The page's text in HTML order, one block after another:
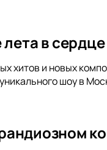
в
хитов и новых
шоу в